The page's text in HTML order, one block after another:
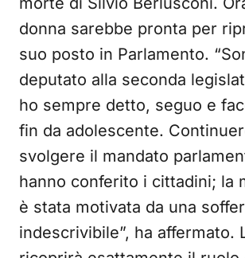
donna sarebbe pronta per
suo posto in Parlamento.
deputato alla seconda
ho sempre detto, seguo e
fin da adolescente.
svolgere il mandato
hanno conferito i cittadini; la
è stata motivata da una
indescrivibile”, ha affermato.